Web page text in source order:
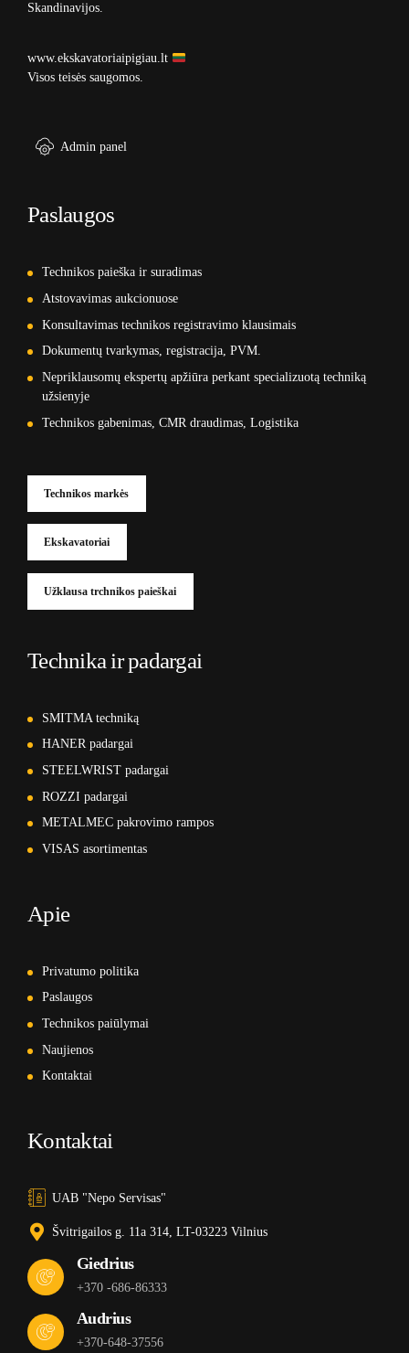
Skandinavijos.
www.ekskavatoriaipigiau.lt
Visos teisės saugomos.
Admin panel
Paslaugos
Technikos paieška ir suradimas
Atstovavimas aukcionuose
Konsultavimas technikos registravimo klausimais
Dokumentų tvarkymas, registracija, PVM.
Nepriklausomų ekspertų apžiūra perkant specializuotą techniką
užsienyje
Technikos gabenimas, CMR draudimas, Logistika
Technikos markės
Ekskavatoriai
Užklausa trchnikos paieškai
Technika ir padargai
SMITMA techniką
HANER padargai
STEELWRIST padargai
ROZZI padargai
METALMEC pakrovimo rampos
VISAS asortimentas
Apie
Privatumo politika
Paslaugos
Technikos paiūlymai
Naujienos
Kontaktai
Kontaktai
UAB "Nepo Servisas"
Švitrigailos g. 11a 314, LT-03223 Vilnius
Giedrius
+370 -686-86333
Audrius
+370-648-37556